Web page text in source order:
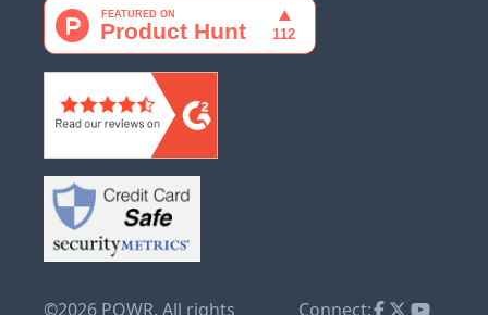
©2026 POWR. All rights Connect: